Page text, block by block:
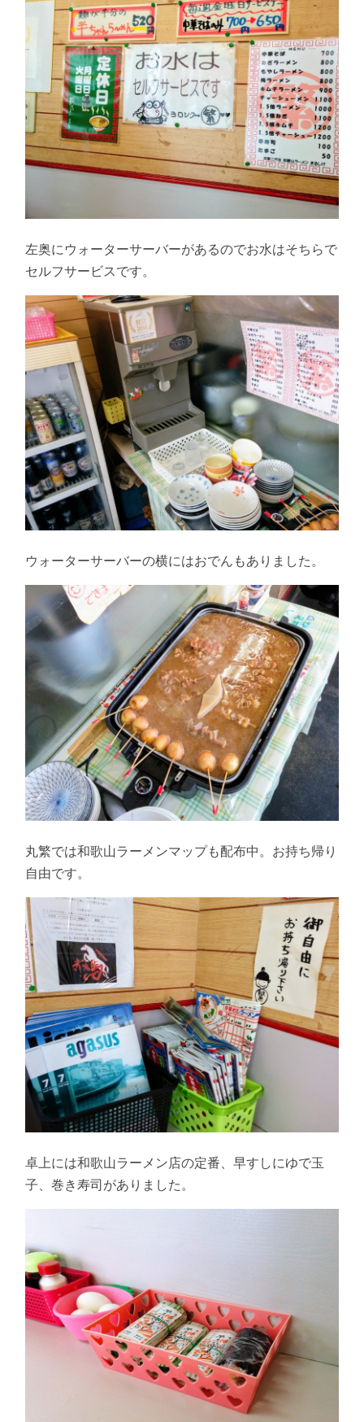
左奥にウォーターサーバーがあるのでお水はそちらで
セルフサービスです。
ウォーターサーバーの横にはおでんもありました。
丸繁では和歌山ラーメンマップも配布中。お持ち帰り
自由です。
卓上には和歌山ラーメン店の定番、早すしにゆで玉
子、巻き寿司がありました。